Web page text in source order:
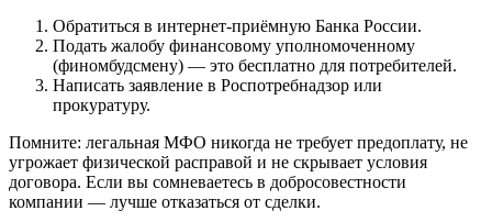
Обратиться в интернет-приёмную Банка России.
Подать жалобу финансовому уполномоченному
(финомбудсмену) — это бесплатно для потребителей.
Написать заявление в Роспотребнадзор или
прокуратуру.
Помните: легальная МФО никогда не требует предоплату, не
угрожает физической расправой и не скрывает условия
договора. Если вы сомневаетесь в добросовестности
компании — лучше отказаться от сделки.